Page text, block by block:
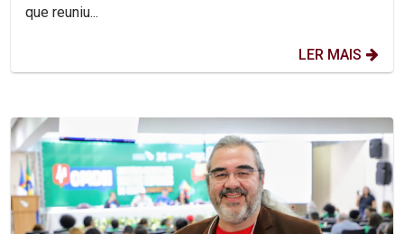
que reuniu...
LER MAIS